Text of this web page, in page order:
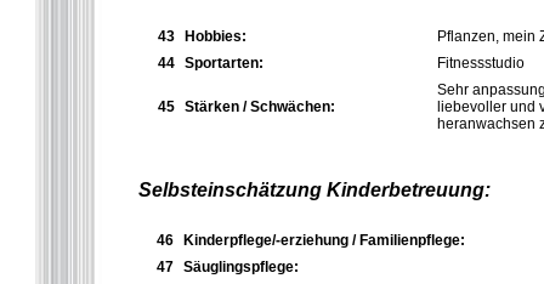
43 Hobbies:
Pflanzen, mein
44 Sportarten: Fitnessstudio
45 Stärken / Schwächen:
Sehr
liebevoller und
heranwachsen
Selbsteinschätzung Kinderbetreuung:
46
Kinderpflege/-erziehung / Familienpflege:
47 Säuglingspflege: